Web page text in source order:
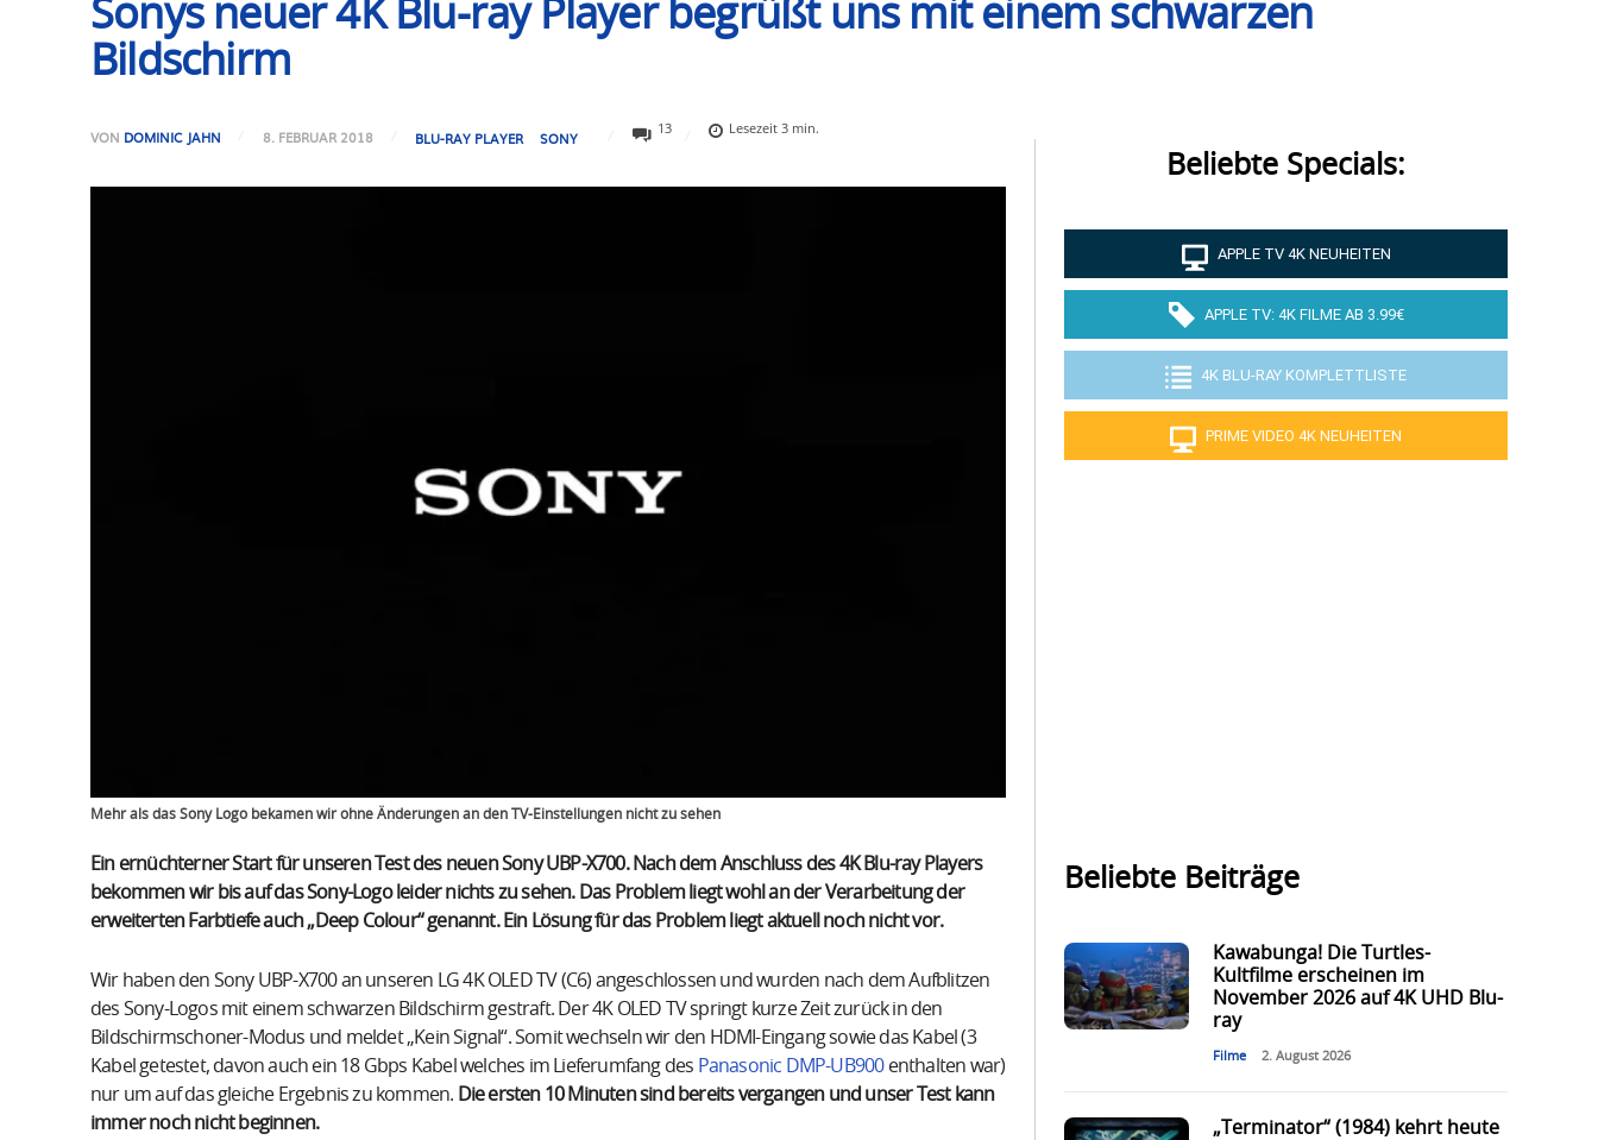
Sonys neuer 4K Blu-ray Player begrüßt uns mit einem schwarzen
Bildschirm
VON DOMINIC JAHN 8. FEBRUAR 2018 BLU-RAY PLAYER SONY
13 Lesezeit3 min.
Mehr als das Sony Logo bekamen wir ohne Änderungen an den TV-Einstellungen nicht zu sehen
Ein ernüchterner Start für unseren Test des neuen Sony UBP-X700. Nach dem Anschluss des 4K Blu-ray Players
bekommen wir bis auf das Sony-Logo leider nichts zu sehen. Das Problem liegt wohl an der Verarbeitung der
erweiterten Farbtiefe auch „Deep Colour“ genannt. Ein Lösung für das Problem liegt aktuell noch nicht vor.
Wir haben den Sony UBP-X700 an unseren LG 4K OLED TV (C6) angeschlossen und wurden nach dem Aufblitzen
des Sony-Logos mit einem schwarzen Bildschirm gestraft. Der 4K OLED TV springt kurze Zeit zurück in den
Bildschirmschoner-Modus und meldet „Kein Signal“. Somit wechseln wir den HDMI-Eingang sowie das Kabel (3
Kabel getestet, davon auch ein 18 Gbps Kabel welches im Lieferumfang des Panasonic DMP-UB900enthalten war)
nur um auf das gleiche Ergebnis zu kommen. Die ersten 10 Minuten sind bereits vergangen und unser Test kann
immer noch nicht beginnen.
Beliebte Specials:
APPLE TV 4K NEUHEITEN
APPLE TV: 4K FILME AB 3.99€
4K BLU-RAY KOMPLETTLISTE
PRIME VIDEO 4K NEUHEITEN
Beliebte Beiträge
Kawabunga! Die Turtles-
Kultfilme erscheinen im
November 2026 auf 4K UHD Blu-
ray
Filme 2. August 2026
„Terminator“ (1984) kehrt heute